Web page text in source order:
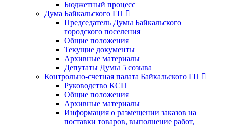
Бюджетный процесс
Дума Байкальского ГП
Председатель Думы Байкальского
городского поселения
Общие положения
Текущие документы
Архивные материалы
Депутаты Думы 5 созыва
Контрольно-счетная палата Байкальского ГП
Руководство КСП
Общие положения
Архивные материалы
Информация о размещении заказов на
поставки товаров, выполнение работ,